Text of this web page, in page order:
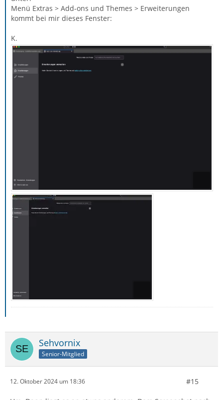
Menü Extras > Add-ons und Themes > Erweiterungen
kommt bei mir dieses Fenster:
K.
Sehvornix
Senior-Mitglied
12. Oktober 2024 um 18:36 #15